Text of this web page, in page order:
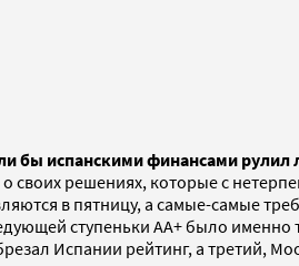
бы испанскими финансами
своих решениях, которые с
в пятницу, а самые-самые
ступеньки AA+ было
Испании рейтинг, а третий,